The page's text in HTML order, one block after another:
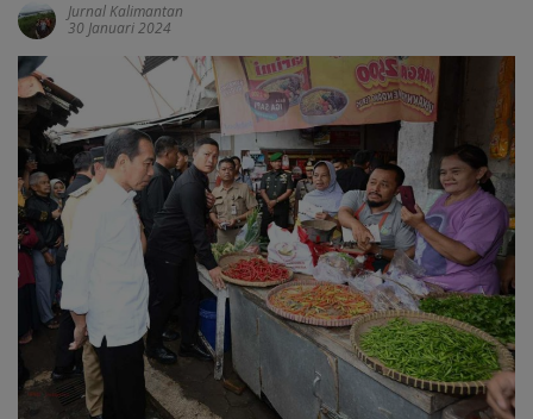
Jurnal Kalimantan
30 Januari 2024